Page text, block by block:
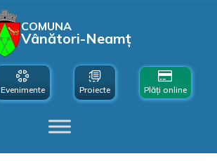
COMUNA
Vânători-Neamț
Evenimente Proiecte Plăți online